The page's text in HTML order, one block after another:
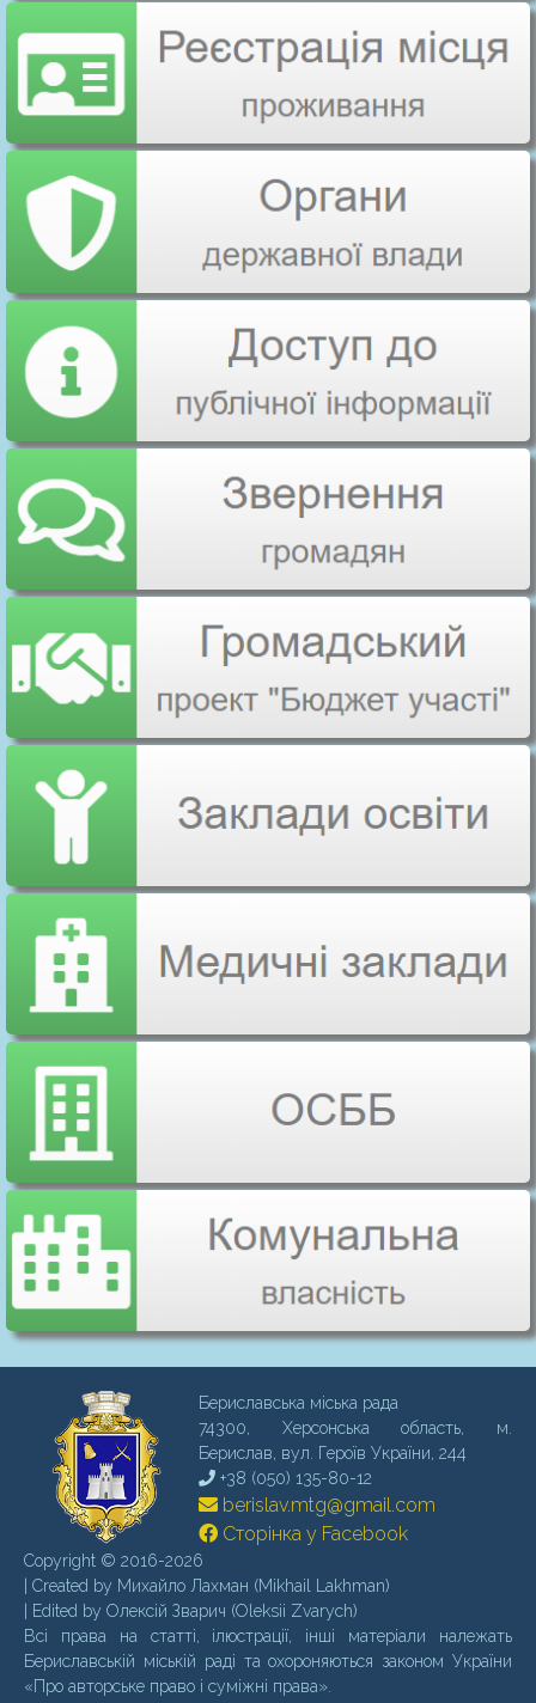
Бериславська міська рада
74300, Херсонська область, м.
Бериcлав, вул. Героїв України, 244
+38 (050) 135-80-12
berislav.mtg@gmail.com
Сторінка у Facebook
Copyright © 2016-2026
| Created by Михайло Лахман (Mikhail Lakhman)
| Edited by Олексій Зварич (Oleksii Zvarych)
Всі права на статті, ілюстрації, інші матеріали належать
Бериславській міській раді та охороняються законом України
«Про авторське право і суміжні права».